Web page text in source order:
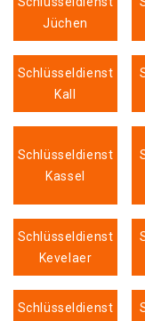
Jüchen
Schlüsseldienst
Kall
Schlüsseldienst
Kassel
Schlüsseldienst
Kevelaer
Schlüsseldienst